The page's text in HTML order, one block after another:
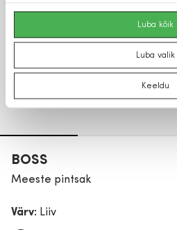
Luba kõik
Luba valik
Keeldu
BOSS
Meeste pintsak
Värv: Liiv